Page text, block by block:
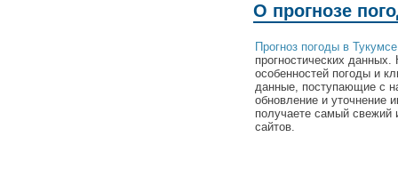
О прогнозе
Прогноз погоды в Тукумсе
прогностических
особенностей погоды и
данные, поступающие с
обновление и уточнение
получаете самый свежий
сайтов.